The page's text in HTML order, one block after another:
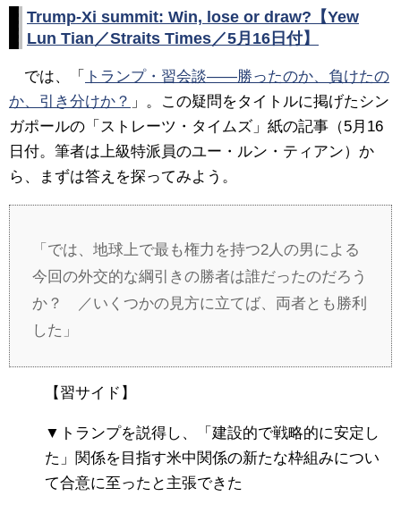
Trump-Xi summit: Win, lose or draw?【Yew
Lun Tian／Straits Times／5月16日付】
では、「
トランプ・習会談――勝ったのか、負けたの
か、引き分けか？ 」。この疑問をタイトルに掲げたシン
ガポールの「ストレーツ・タイムズ」紙の記事（5月16
日付。筆者は上級特派員のユー・ルン・ティアン）か
ら、まずは答えを探ってみよう。
「では、地球上で最も権力を持つ2人の男による
今回の外交的な綱引きの勝者は誰だったのだろう
か？ ／いくつかの見方に立てば、両者とも勝利
した」
【習サイド】
▼トランプを説得し、「建設的で戦略的に安定し
た」関係を目指す米中関係の新たな枠組みについ
て合意に至ったと主張できた